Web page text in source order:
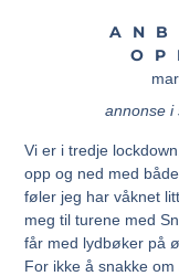
annonse i
Vi er i tredje
opp og ned med
føler jeg har våknet
meg til turene med
får med lydbøker på
For ikke å snakke